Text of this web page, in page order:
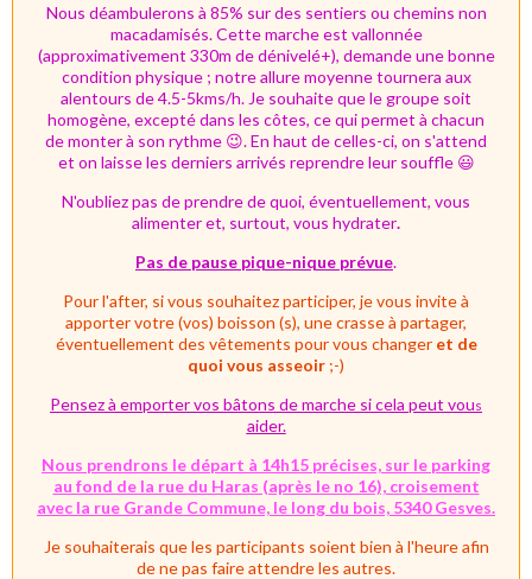
Nous déambulerons à 85% sur des sentiers ou chemins non
macadamisés.Cette marche est vallonnée
(approximativement 330m de dénivelé+), demande une bonne
condition physique ; notre allure moyenne tournera aux
alentours de 4.5-5kms/h. Je souhaite que le groupe soit
homogène, excepté dans les côtes, ce qui permet à chacun
de monter à son rythme 😉. En haut de celles-ci, on s'attend
et on laisse les derniers arrivés reprendre leur souffle 😃
N'oubliez pas de prendre de quoi, éventuellement, vous
alimenter et, surtout, vous hydrater.
Pas de pause pique-nique prévue.
Pour l'after, si vous souhaitez participer, je vous invite à
apporter votre (vos) boisson (s), une crasse à partager,
éventuellement des vêtements pour vous changeret de
quoi vous asseoir ;-)
Pensez à emporter vos bâtons de marche si cela peut vous
aider.
Nous prendrons le départ à 14h15 précises, sur le parking
au fond de la rue du Haras (après le no 16), croisement
avec la rue Grande Commune, le long du bois, 5340 Gesves.
Je souhaiterais que les participants soient bien à l'heure afin
de ne pas faire attendre les autres.